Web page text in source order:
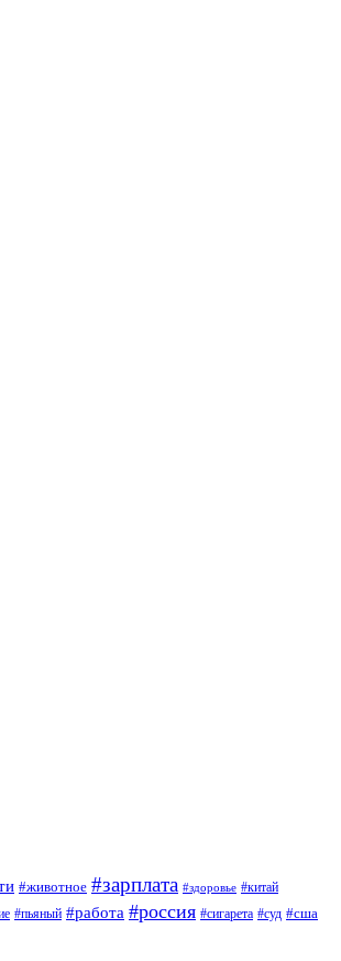
#животное #зарплата #здоровье #китай
#пьяный #работа #россия #сигарета #суд #сша